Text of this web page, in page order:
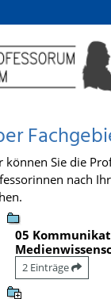
können Sie die
nach
05
2 Einträge